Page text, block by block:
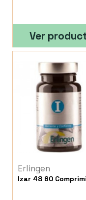
Ver
Erlingen
Izar 48 60